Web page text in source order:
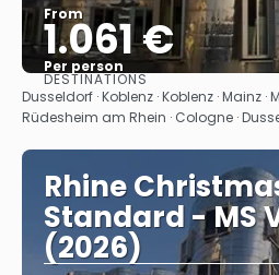
From
1.061 €
Per person
See
DESTINATIONS
Dusseldorf · Koblenz · Koblenz · Mainz
Rüdesheim am Rhein · Cologne ·
Rhine
Standard - MS
(2026)